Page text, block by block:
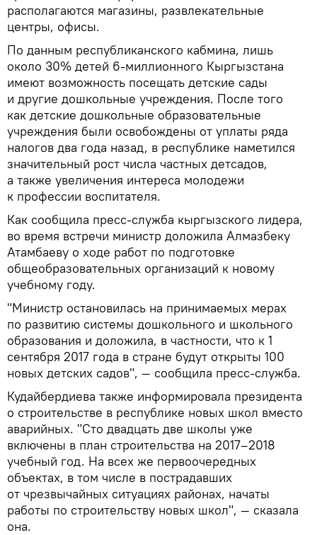
располагаются магазины, развлекательные
центры, офисы.
По данным республиканского кабмина, лишь
около 30% детей 6-миллионного Кыргызстана
имеют возможность посещать детские сады
и другие дошкольные учреждения. После того
как детские дошкольные образовательные
учреждения были освобождены от уплаты ряда
налогов два года назад, в республике наметился
значительный рост числа частных детсадов,
а также увеличения интереса молодежи
к профессии воспитателя.
Как сообщила пресс-служба кыргызского лидера,
во время встречи министр доложила Алмазбеку
Атамбаеву о ходе работ по подготовке
общеобразовательных организаций к новому
учебному году.
"Министр остановилась на принимаемых мерах
по развитию системы дошкольного и школьного
образования и доложила, в частности, что к 1
сентября 2017 года в стране будут открыты 100
новых детских садов", — сообщила пресс-служба.
Кудайбердиева также информировала президента
о строительстве в республике новых школ вместо
аварийных. "Сто двадцать две школы уже
включены в план строительства на 2017–2018
учебный год. На всех же первоочередных
объектах, в том числе в пострадавших
от чрезвычайных ситуациях районах, начаты
работы по строительству новых школ", — сказала
она.